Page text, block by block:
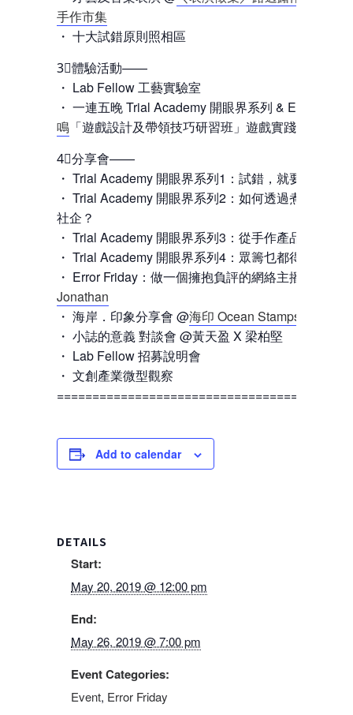
手作市集
・ 十大試錯原則照相區
3⃣體驗活動——
・ Lab Fellow 工藝實驗室
・ 一連五晚 Trial Academy 開眼界系列 & Error
鳴 「遊戲設計及帶領技巧研習班」遊戲實踐
4⃣分享會——
・ Trial Academy 開眼界系列1：試錯，就要連死都
・ Trial Academy 開眼界系列2：如何透過煮食創建
社企？
・ Trial Academy 開眼界系列3：從手作產品到藝術
・ Trial Academy 開眼界系列4：眾籌乜都得？
・ Error Friday：做一個擁抱負評的網絡主播？@
Jonathan
・ 海岸．印象分享會 @海印 Ocean Stamps
・ 小誌的意義 對談會 @黃天盈 X 梁柏堅
・ Lab Fellow 招募說明會
・ 文創產業微型觀察
Add to calendar
DETAILS
Start:
May 20, 2019 @ 12:00 pm
End:
May 26, 2019 @ 7:00 pm
Event Categories:
Event, Error Friday